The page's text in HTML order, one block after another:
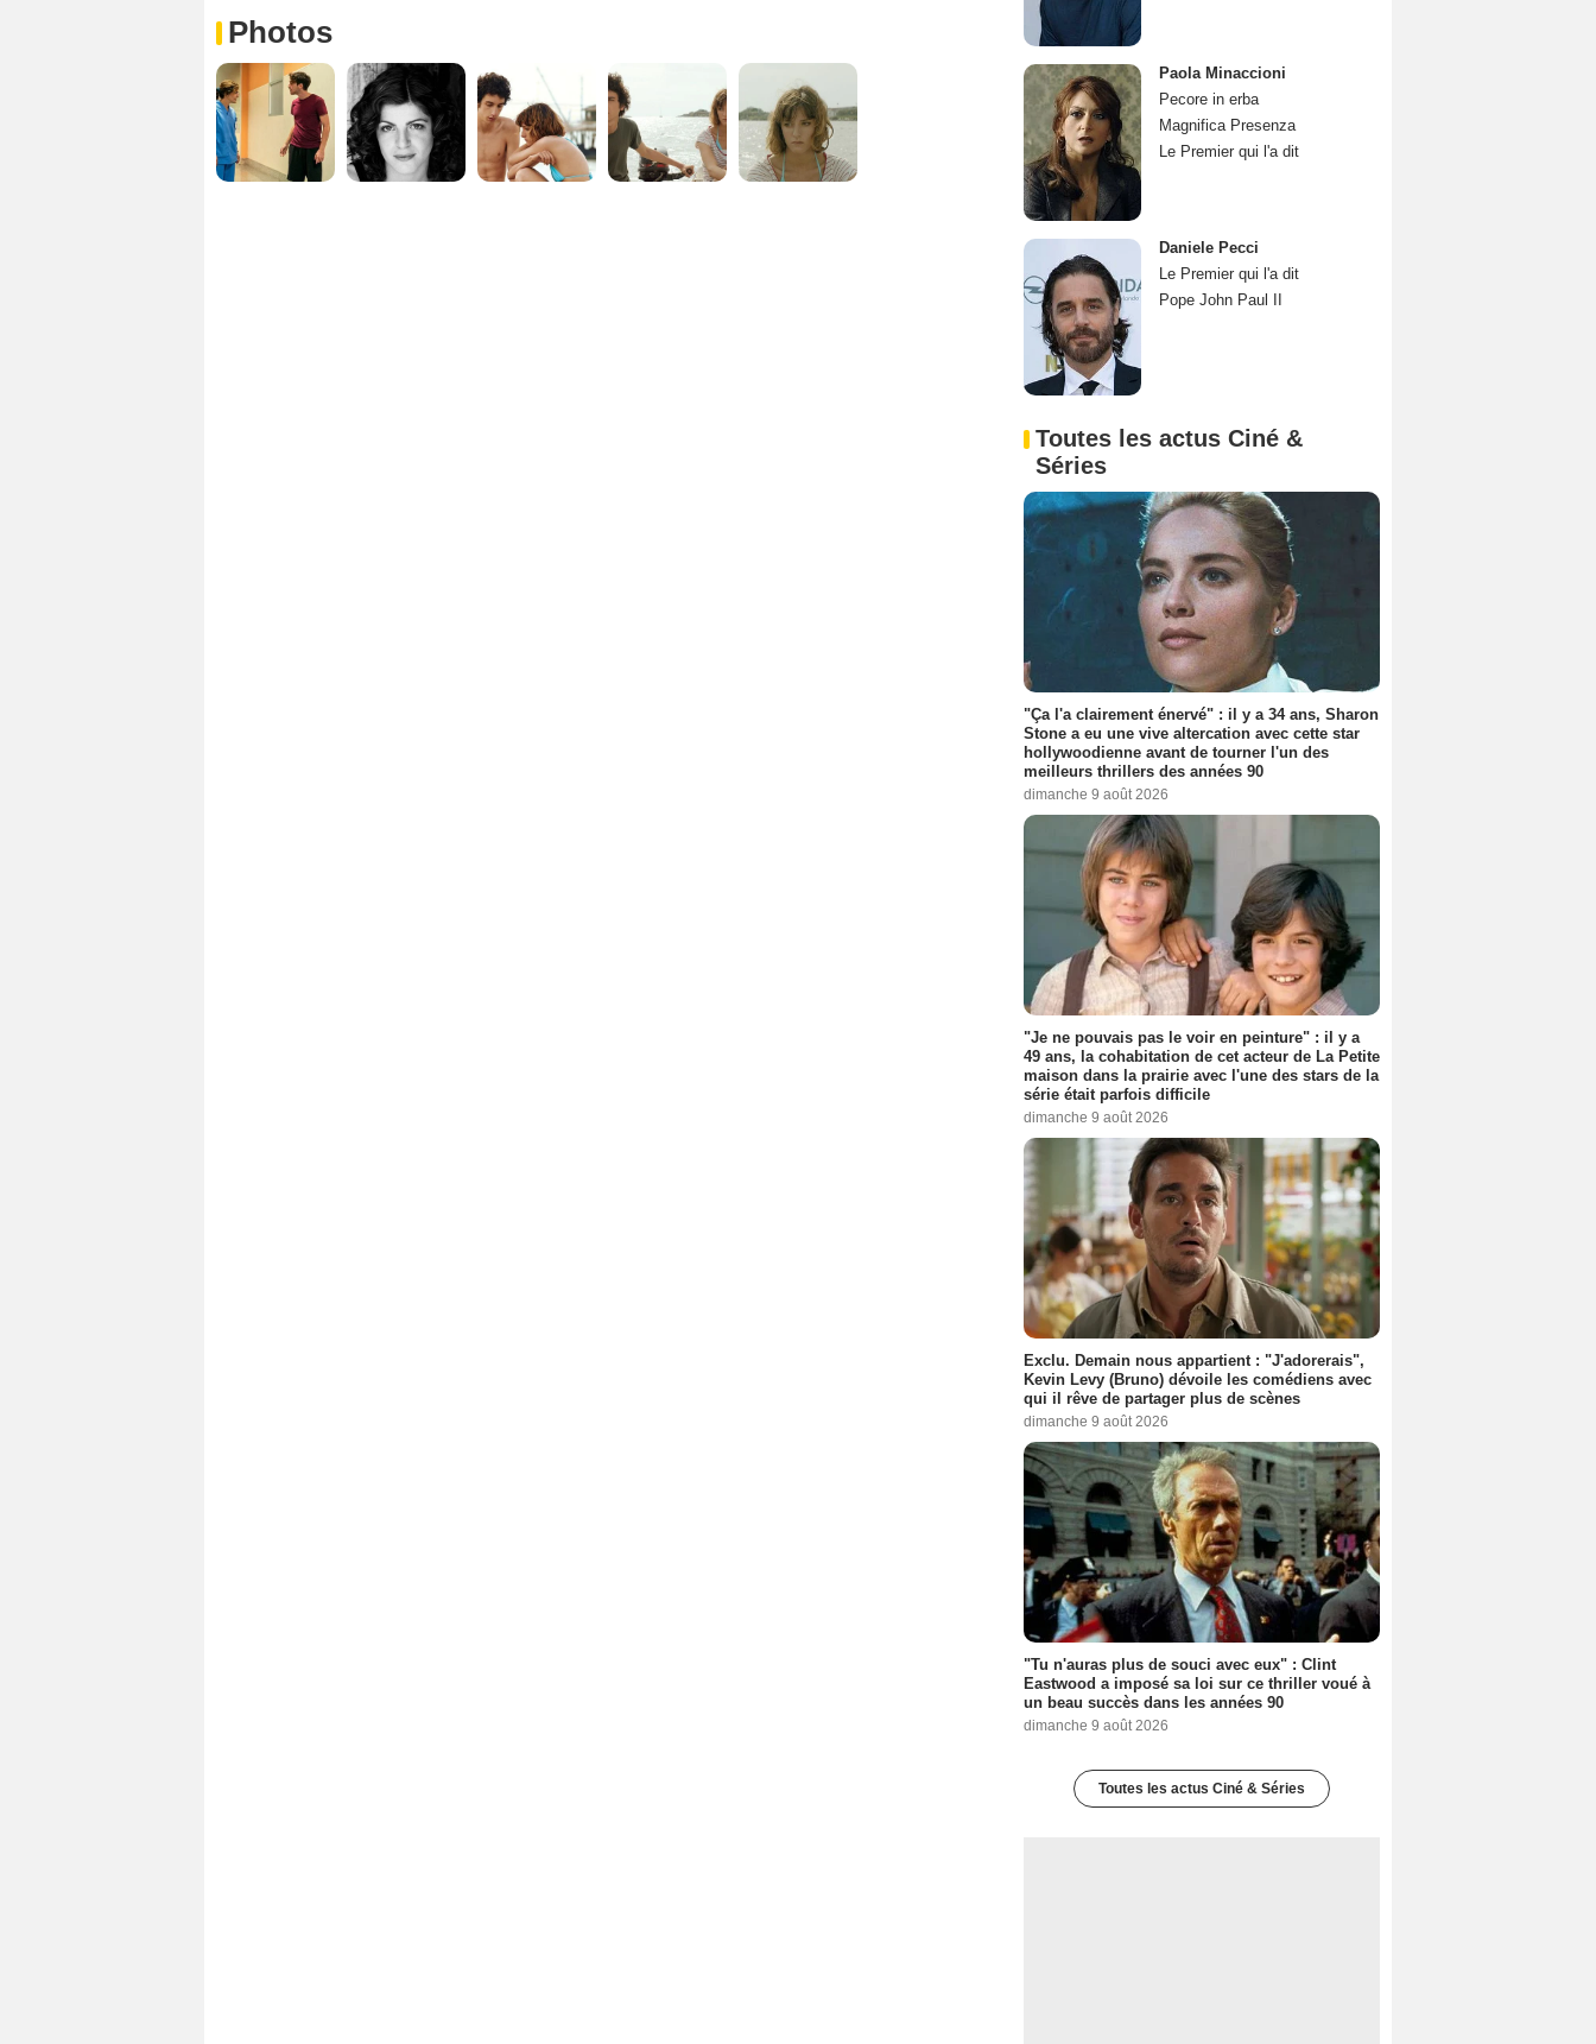
Photos
Paola Minaccioni
Pecore in erba
Magnifica Presenza
Le Premier qui l'a dit
Daniele Pecci
Le Premier qui l'a dit
Pope John Paul II
Toutes les actus Ciné &
Séries
"Ça l'a clairement énervé" : il y a 34 ans, Sharon
Stone a eu une vive altercation avec cette star
hollywoodienne avant de tourner l'un des
meilleurs thrillers des années 90
dimanche 9 août 2026
"Je ne pouvais pas le voir en peinture" : il y a
49 ans, la cohabitation de cet acteur de La Petite
maison dans la prairie avec l'une des stars de la
série était parfois difficile
dimanche 9 août 2026
Exclu. Demain nous appartient : "J'adorerais",
Kevin Levy (Bruno) dévoile les comédiens avec
qui il rêve de partager plus de scènes
dimanche 9 août 2026
"Tu n'auras plus de souci avec eux" : Clint
Eastwood a imposé sa loi sur ce thriller voué à
un beau succès dans les années 90
dimanche 9 août 2026
Toutes les actus Ciné & Séries